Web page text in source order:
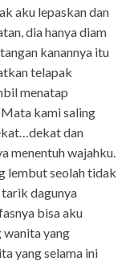
aku lepaskan dan
dia hanya diam
kanannya itu
telapak
menatap
Mata kami saling
dan
menentuh wajahku.
lembut seolah tidak
dagunya
bisa aku
wanita yang
yang selama ini